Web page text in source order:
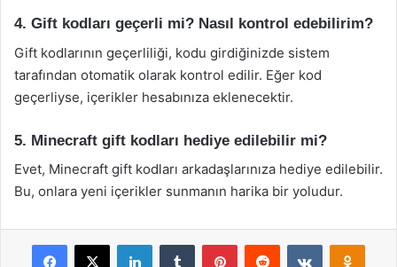
4. Gift kodları geçerli mi? Nasıl kontrol edebilirim?
Gift kodlarının geçerliliği, kodu girdiğinizde sistem
tarafından otomatik olarak kontrol edilir. Eğer kod
geçerliyse, içerikler hesabınıza eklenecektir.
5. Minecraft gift kodları hediye edilebilir mi?
Evet, Minecraft gift kodları arkadaşlarınıza hediye edilebilir.
Bu, onlara yeni içerikler sunmanın harika bir yoludur.
Facebook
X LinkedInTumblr PinterestReddit VKontakte